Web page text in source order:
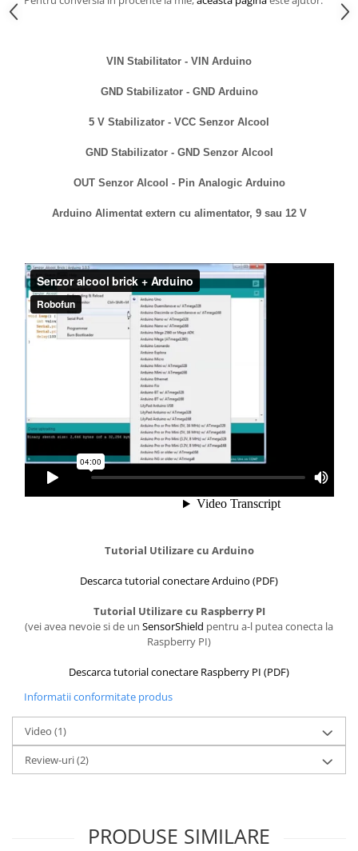
VIN Stabilitator - VIN Arduino
GND Stabilizator - GND Arduino
5 V Stabilizator - VCC Senzor Alcool
GND Stabilizator - GND Senzor Alcool
OUT Senzor Alcool - Pin Analogic Arduino
Arduino Alimentat extern cu alimentator, 9 sau 12 V
Tutorial Utilizare cu Arduino
Descarca tutorial conectare Arduino (PDF)
Tutorial Utilizare cu Raspberry PI
(vei avea nevoie si de un SensorShield pentru a-l putea conecta la
Raspberry PI)
Descarca tutorial conectare Raspberry PI (PDF)
Informatii conformitate produs
Video (1)
Review-uri(2)
PRODUSE SIMILARE